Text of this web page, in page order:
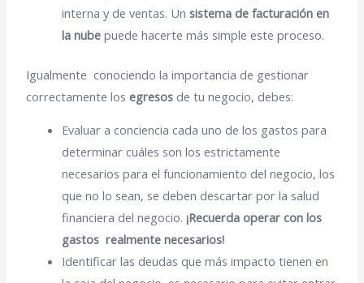
interna y de ventas. Unsistema de facturación en
la nube puede hacerte más simple este proceso.
Igualmente conociendo la importancia de gestionar
correctamente losegresos de tu negocio, debes:
Evaluar a conciencia cada uno de los gastos para
determinar cuáles son los estrictamente
necesarios para el funcionamiento del negocio, los
que no lo sean, se deben descartar por la salud
financiera del negocio.¡Recuerda operar con los
gastos realmente necesarios!
Identificar las deudas que más impacto tienen en